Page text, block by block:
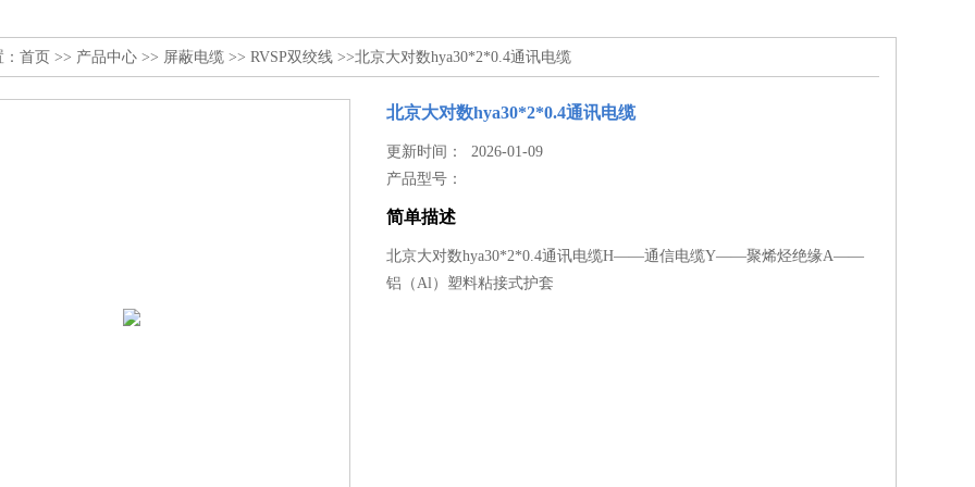
首页 >> 产品中心 >> 屏蔽电缆 >> RVSP双绞线 >>北京大对数hya30*2*0.4通讯电缆
北京大对数hya30*2*0.4通讯电缆
更新时间： 2026-01-09
产品型号：
简单描述
北京大对数hya30*2*0.4通讯电缆H——通信电缆Y——聚烯烃绝缘A——
铝（Al）塑料粘接式护套